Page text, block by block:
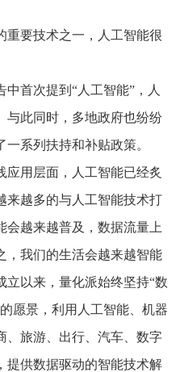
要技术之一，人工智能很
首次提到“人工智能”，人
与此同时，多地政府也纷纷
系列扶持和补贴政策。
用层面，人工智能已经炙
来越多的与人工智能技术打
会越来越普及，数据流量上
，我们的生活会越来越智能
立以来，量化派始终坚持“数
愿景，利用人工智能、机器
、旅游、出行、汽车、数字
提供数据驱动的智能技术解